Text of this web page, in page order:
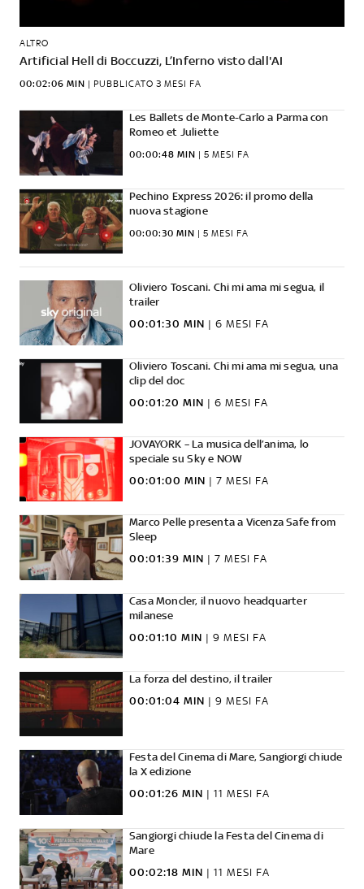
ALTRO
Artificial Hell di Boccuzzi, L’Inferno visto dall'AI
00:02:06 MIN | PUBBLICATO 3 MESI FA
Les Ballets de Monte-Carlo a Parma con
Romeo et Juliette
00:00:48 MIN | 5 MESI FA
Pechino Express 2026: il promo della
nuova stagione
00:00:30 MIN | 5 MESI FA
Oliviero Toscani. Chi mi ama mi segua, il
trailer
00:01:30 MIN | 6 MESI FA
Oliviero Toscani. Chi mi ama mi segua, una
clip del doc
00:01:20 MIN | 6 MESI FA
JOVAYORK – La musica dell’anima, lo
speciale su Sky e NOW
00:01:00 MIN | 7 MESI FA
Marco Pelle presenta a Vicenza Safe from
Sleep
00:01:39 MIN | 7 MESI FA
Casa Moncler, il nuovo headquarter
milanese
00:01:10 MIN | 9 MESI FA
La forza del destino, il trailer
00:01:04 MIN | 9 MESI FA
Festa del Cinema di Mare, Sangiorgi chiude
la X edizione
00:01:26 MIN | 11 MESI FA
Sangiorgi chiude la Festa del Cinema di
Mare
00:02:18 MIN | 11 MESI FA